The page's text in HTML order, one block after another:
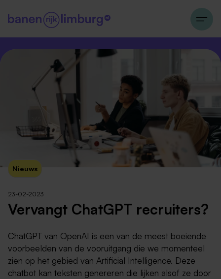
Nieuws
23-02-2023
Vervangt ChatGPT recruiters?
ChatGPT van OpenAI is een van de meest boeiende
voorbeelden van de vooruitgang die we momenteel
zien op het gebied van Artificial Intelligence. Deze
chatbot kan teksten genereren die lijken alsof ze door